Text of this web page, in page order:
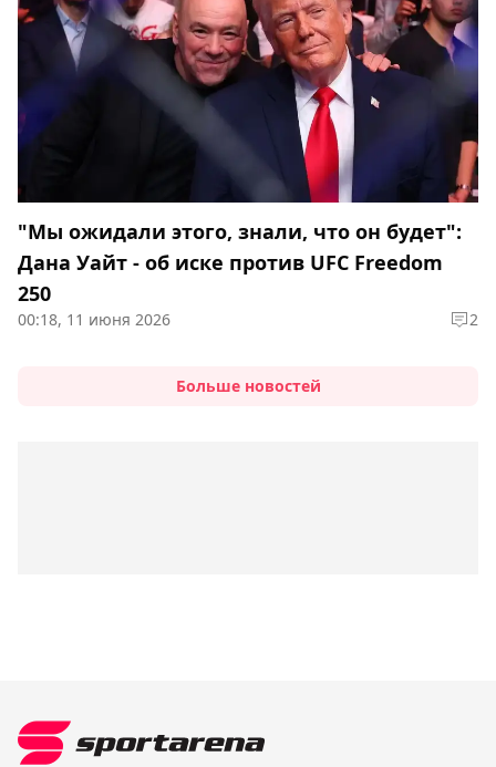
"Мы ожидали этого, знали, что он будет":
Дана Уайт - об иске против UFC Freedom
250
00:18, 11 июня 2026 2
Больше новостей